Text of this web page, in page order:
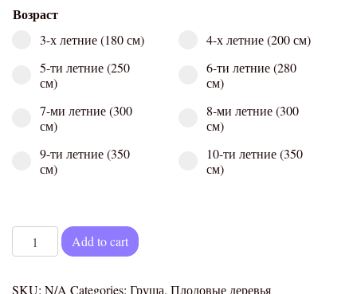
Возраст
3-х летние (180 см)
4-х летние (200 см)
5-ти летние (250
см)
6-ти летние (280
см)
7-ми летние (300
см)
8-ми летние (300
см)
9-ти летние (350
см)
10-ти летние (350
см)
Груша Просто Мария quantity
Add to cart
SKU: N/A Categories: Груша, Плодовые деревья